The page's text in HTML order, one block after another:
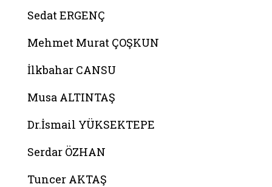
Sedat ERGENÇ
Mehmet Murat ÇOŞKUN
İlkbahar CANSU
Musa ALTINTAŞ
Dr.İsmail YÜKSEKTEPE
Serdar ÖZHAN
Tuncer AKTAŞ